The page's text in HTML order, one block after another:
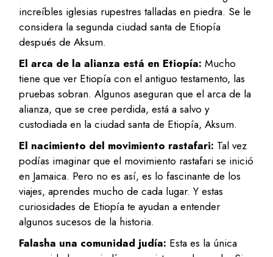
increíbles iglesias rupestres talladas en piedra. Se le
considera la segunda ciudad santa de Etiopía
después de Aksum.
El arca de la alianza está en Etiopía: Mucho
tiene que ver Etiopía con el antiguo testamento, las
pruebas sobran. Algunos aseguran que el arca de la
alianza, que se cree perdida, está a salvo y
custodiada en la ciudad santa de Etiopía, Aksum.
El nacimiento del movimiento rastafari: Tal vez
podías imaginar que el movimiento rastafari se inició
en Jamaica. Pero no es así, es lo fascinante de los
viajes, aprendes mucho de cada lugar. Y estas
curiosidades de Etiopía te ayudan a entender
algunos sucesos de la historia.
Falasha una comunidad judía: Esta es la única